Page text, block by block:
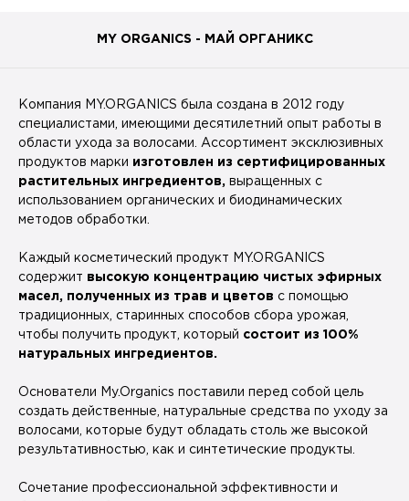
MY ORGANICS - МАЙ ОРГАНИКС
Компания MY.ORGANICS была создана в 2012 году
специалистами, имеющими десятилетний опыт работы в
области ухода за волосами. Ассортимент эксклюзивных
продуктов марки изготовлен из сертифицированных
растительных ингредиентов, выращенных с
использованием органических и биодинамических
методов обработки.
Каждый косметический продукт MY.ORGANICS
содержит высокую концентрацию чистых эфирных
масел, полученных из трав и цветов с помощью
традиционных, старинных способов сбора урожая,
чтобы получить продукт, который состоит из 100%
натуральных ингредиентов.
Основатели My.Organics поставили перед собой цель
создать действенные, натуральные средства по уходу за
волосами, которые будут обладать столь же высокой
результативностью, как и синтетические продукты.
Сочетание профессиональной эффективности и